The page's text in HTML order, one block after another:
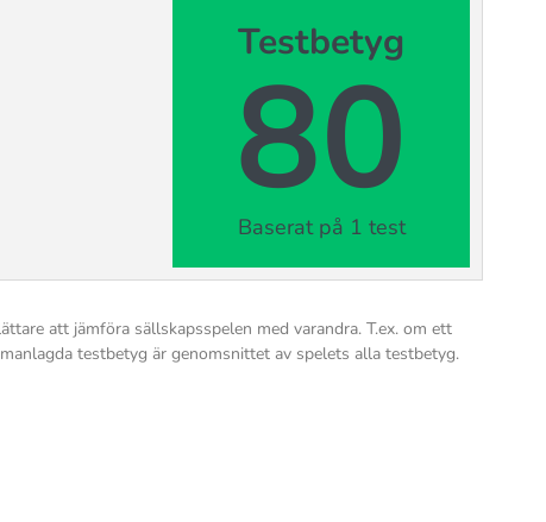
Testbetyg
80
Baserat på 1 test
att jämföra sällskapsspelen med varandra. T.ex. om ett
testbetyg är genomsnittet av spelets alla testbetyg.